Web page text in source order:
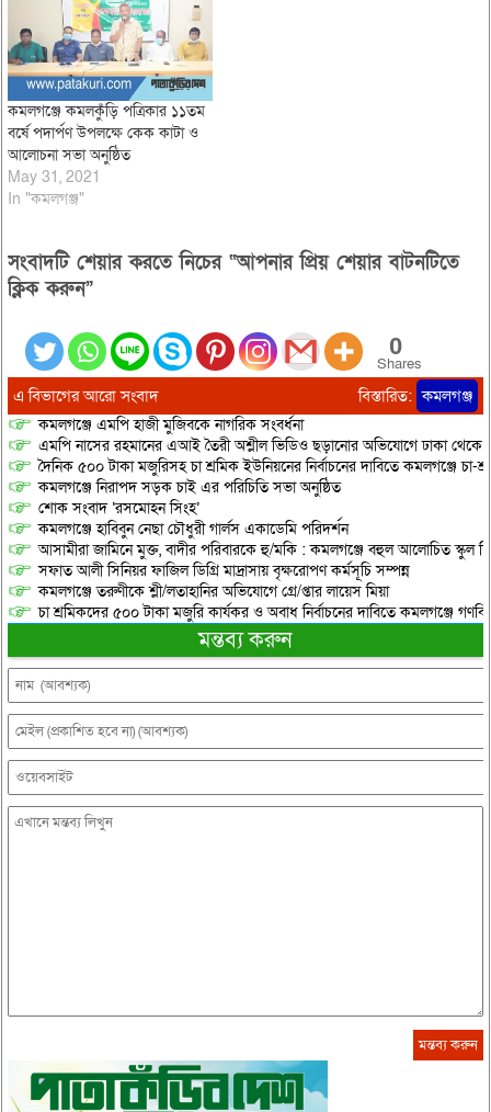
কমলগঞ্জে কমলকুঁড়ি পত্রিকার ১১তম
বর্ষে পদার্পণ উপলক্ষে কেক কাটা ও
আলোচনা সভা অনুষ্ঠিত
May 31, 2021
In "কমলগঞ্জ"
সংবাদটি শেয়ার করতে নিচের “আপনার প্রিয় শেয়ার বাটনটিতে
ক্লিক করুন”
0
Shares
এ বিভাগের আরো সংবাদ বিস্তারিত: কমলগঞ্জ
কমলগঞ্জে এমপি হাজী মুজিবকে নাগরিক সংবর্ধনা
এমপি নাসের রহমানের এআই তৈরী অশ্লীল ভিডিও ছড়ানোর অভিযোগে ঢাকা থেকে
দৈনিক ৫০০ টাকা মজুরিসহ চা শ্রমিক ইউনিয়নের নির্বাচনের দাবিতে কমলগঞ্জে চা-
কমলগঞ্জে নিরাপদ সড়ক চাই এর পরিচিতি সভা অনুষ্ঠিত
শোক সংবাদ ‘রসমোহন সিংহ’
কমলগঞ্জে হাবিবুন নেছা চৌধুরী গার্লস একাডেমি পরিদর্শন
আসামীরা জামিনে মুক্ত, বাদীর পরিবারকে হু/মকি : কমলগঞ্জে বহুল আলোচিত স্কুল
সফাত আলী সিনিয়র ফাজিল ডিগ্রি মাদ্রাসায় বৃক্ষরোপণ কর্মসূচি সম্পন্ন
কমলগঞ্জে তরুণীকে শ্লী/লতাহানির অভিযোগে গ্রে/প্তার লায়েস মিয়া
চা শ্রমিকদের ৫০০ টাকা মজুরি কার্যকর ও অবাধ নির্বাচনের দাবিতে কমলগঞ্জে
মন্তব্য করুন